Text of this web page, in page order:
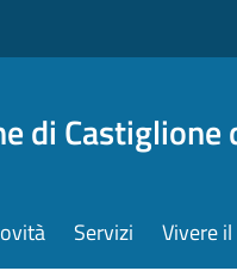
di Castiglione
Servizi Vivere